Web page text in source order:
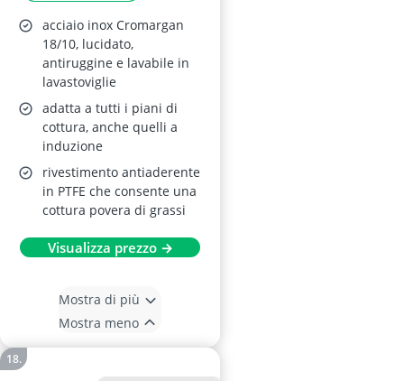
acciaio inox Cromargan
18/10, lucidato,
antiruggine e lavabile in
lavastoviglie
adatta a tutti i piani di
cottura, anche quelli a
induzione
rivestimento antiaderente
in PTFE che consente una
cottura povera di grassi
Visualizza prezzo →
Mostra di più
Mostra meno